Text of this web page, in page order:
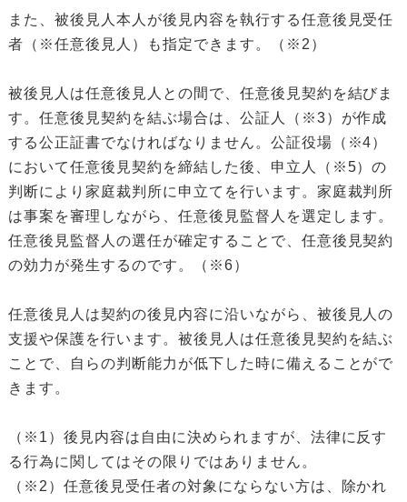
また、被後見人本人が後見内容を執行する任意後見受任
者（※任意後見人）も指定できます。（※2）
被後見人は任意後見人との間で、任意後見契約を結びま
す。任意後見契約を結ぶ場合は、公証人（※3）が作成
する公正証書でなければなりません。公証役場（※4）
において任意後見契約を締結した後、申立人（※5）の
判断により家庭裁判所に申立てを行います。家庭裁判所
は事案を審理しながら、任意後見監督人を選定します。
任意後見監督人の選任が確定することで、任意後見契約
の効力が発生するのです。（※6）
任意後見人は契約の後見内容に沿いながら、被後見人の
支援や保護を行います。被後見人は任意後見契約を結ぶ
ことで、自らの判断能力が低下した時に備えることがで
きます。
（※1）後見内容は自由に決められますが、法律に反す
る行為に関してはその限りではありません。
（※2）任意後見受任者の対象にならない方は、除かれ